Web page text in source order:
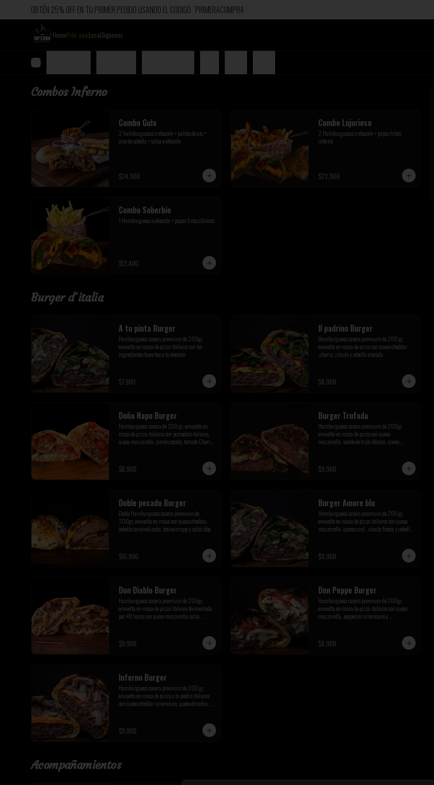
OBTÉN 25% OFF EN TU PRIMER PEDIDO USANDO EL CÓDIGO ¨PRIMERACOMPRA¨
HomePide aquíLocalSiguenos
Combos Inferno
Combo Gula
2 hamburguesas a elección + palitos de ajo +
aros de cebolla + salsa a elección
$24.900
Combo Lujurioso
2 Hamburguesas a elección + papas fritas
inferno
$22.900
Combo Soberbio
1 Hamburguesa a elección + papas fritas clásicas
$12.400
Burger d´italia
A tu pinta Burger
Hamburguesa casera premium de 200gr
envuelta en masa de pizza italiana con los
ingredientes favoritos a tu elección
$7.900
Il padrino Burger
Hamburguesa casera premium de 200 gr,
envuelta en masa de pizza con queso cheddar
,cherry, rúcula y cebolla morada
$8.900
Doña Napo Burger
Hamburguesa casera de 200 gr, envuelta en
masa de pizza italiana con pomodoro italiano,
queso mozzarella, jamón cocido, tomate Cherry
$8.900
Burger Trufada
Hamburguesa casera premium de 200gr,
envuelta en masa de pizza con queso
mozzarella, aceite de trufa blanca, queso
$9.900
Doble pecado Burger
Doble Hamburguesa casera premium de
200gr, envuelta en masa con queso cheddar,
cebolla caramelizada, tocino crispy y salsa bbq
$10.900
Burger Amore blu
Hamburguesa casera premium de 200 gr,
envuelta en masa de pizza italiana con queso
mozzarella, queso azul , rúcula fresca y cebolla
$9.900
Don Diablo Burger
Hamburguesa casera premium de 200gr,
envuelta en masa de pizza italiana fermentada
por 48 horas con queso mozzarella,salsa
$9.900
Don Peppe Burger
Hamburguesa casera premium de 200gr,
envuelta en masa de pizza italiana con queso
mozzarella, pepperoni americano y
$8.900
Inferno Burger
Hamburguesa casera premium de 200 gr,
envuelta en masa de pizza a la piedra italiana
con queso cheddar americano, queso de cabra,
$9.900
Acompañamientos